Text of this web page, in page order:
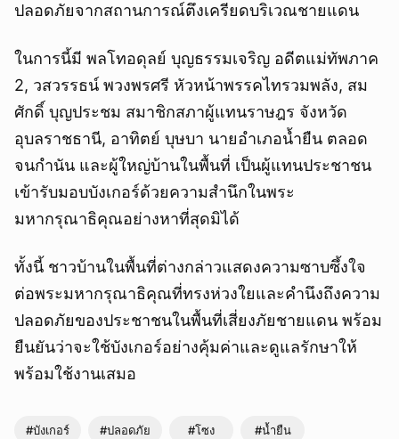
ปลอดภัยจากสถานการณ์ตึงเครียดบริเวณชายแดน
ในการนี้มี พลโทอดุลย์ บุญธรรมเจริญ อดีตแม่ทัพภาค
2, วสวรรธน์ พวงพรศรี หัวหน้าพรรคไทรวมพลัง, สม
ศักดิ์ บุญประชม สมาชิกสภาผู้แทนราษฎร จังหวัด
อุบลราชธานี, อาทิตย์ บุษบา นายอำเภอน้ำยืน ตลอด
จนกำนัน และผู้ใหญ่บ้านในพื้นที่ เป็นผู้แทนประชาชน
เข้ารับมอบบังเกอร์ด้วยความสำนึกในพระ
มหากรุณาธิคุณอย่างหาที่สุดมิได้
ทั้งนี้ ชาวบ้านในพื้นที่ต่างกล่าวแสดงความซาบซึ้งใจ
ต่อพระมหากรุณาธิคุณที่ทรงห่วงใยและคำนึงถึงความ
ปลอดภัยของประชาชนในพื้นที่เสี่ยงภัยชายแดน พร้อม
ยืนยันว่าจะใช้บังเกอร์อย่างคุ้มค่าและดูแลรักษาให้
พร้อมใช้งานเสมอ
#บังเกอร์ #ปลอดภัย #โซง #น้ำยืน